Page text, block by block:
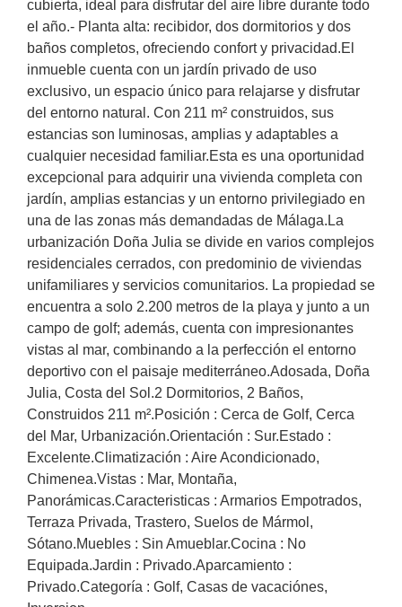
cubierta, ideal para disfrutar del aire libre durante todo
el año.- Planta alta: recibidor, dos dormitorios y dos
baños completos, ofreciendo confort y privacidad.El
inmueble cuenta con un jardín privado de uso
exclusivo, un espacio único para relajarse y disfrutar
del entorno natural. Con 211 m² construidos, sus
estancias son luminosas, amplias y adaptables a
cualquier necesidad familiar.Esta es una oportunidad
excepcional para adquirir una vivienda completa con
jardín, amplias estancias y un entorno privilegiado en
una de las zonas más demandadas de Málaga.La
urbanización Doña Julia se divide en varios complejos
residenciales cerrados, con predominio de viviendas
unifamiliares y servicios comunitarios. La propiedad se
encuentra a solo 2.200 metros de la playa y junto a un
campo de golf; además, cuenta con impresionantes
vistas al mar, combinando a la perfección el entorno
deportivo con el paisaje mediterráneo.Adosada, Doña
Julia, Costa del Sol.2 Dormitorios, 2 Baños,
Construidos 211 m².Posición : Cerca de Golf, Cerca
del Mar, Urbanización.Orientación : Sur.Estado :
Excelente.Climatización : Aire Acondicionado,
Chimenea.Vistas : ‌Mar, ‌Montaña,
‌Panorámicas.Caracteristicas ‌: Armarios ‌Empotrados,
‌Terraza ‌Privada, ‌Trastero, ‌Suelos de ‌Mármol,
Sótano.Muebles : Sin ‌Amueblar.Cocina ‌: No
‌Equipada.Jardin ‌: ‌Privado.Aparcamiento :
Privado.Categoría ‌: ‌Golf, ‌Casas ‌de ‌vacaciónes,